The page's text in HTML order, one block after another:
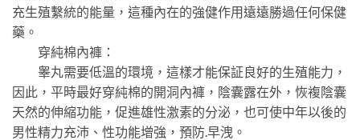
充生殖繫統的能量，這種內在的強健作用遠遠勝過任何保健
藥。
穿純棉內褲：
睾丸需要低溫的環境，這樣才能保証良好的生殖能力，
因此，平時最好穿純棉的開洞內褲，陰囊露在外，恢複陰囊
天然的伸縮功能，促進雄性激素的分泌，也可使中年以後的
男性精力充沛、性功能增強，預防早洩。